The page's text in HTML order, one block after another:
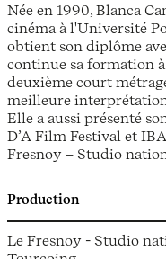
Née en 1990, Blanca
cinéma à l'Université
obtient son diplôme
continue sa formation
deuxième court
meilleure
Elle a aussi présenté
D’A Film Festival et
Fresnoy – Studio
Production
Le Fresnoy - Studio